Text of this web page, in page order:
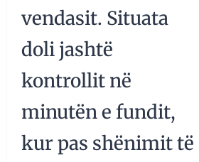
vendasit. Situata
doli jashtë
kontrollit në
minutën e fundit,
kur pas shënimit të